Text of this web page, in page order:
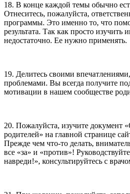
18. В конце каждой темы обычно
Отнеситесь, пожалуйста,
программы. Это именно то, что
результата. Так как просто
недостаточно. Ее нужно применять.
19. Делитесь своими
проблемами. Вы всегда получите
мотивации в нашем сообществе
20. Пожалуйста, изучите документ
родителей» на главной странице
Прежде чем что-то делать,
все «за» и «против»!
навреди!», консультируйтесь с